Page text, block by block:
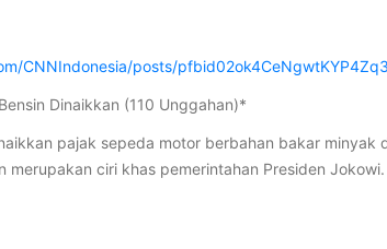
CNNIndonesia/posts/
Dinaikkan (110 Unggahan)*
pajak sepeda motor berbahan bakar
merupakan ciri khas pemerintahan Presiden